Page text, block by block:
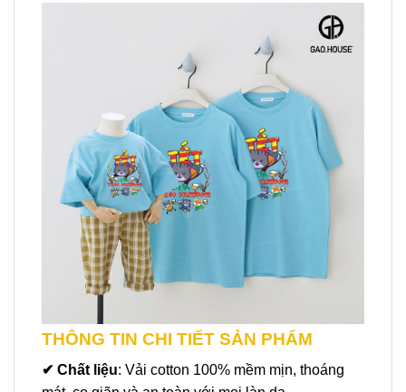
THÔNG TIN CHI TIẾT SẢN PHẨM
✔ Chất liệu: Vải cotton 100% mềm mịn, thoáng